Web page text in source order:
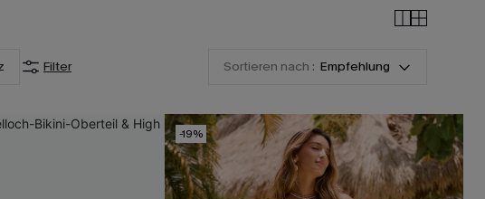
Filter Sortieren nach : Empfehlung
-19%